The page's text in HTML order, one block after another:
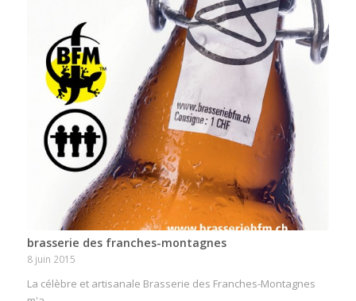
brasserie des franches-montagnes
8 juin 2015
La célèbre et artisanale Brasserie des Franches-Montagnes